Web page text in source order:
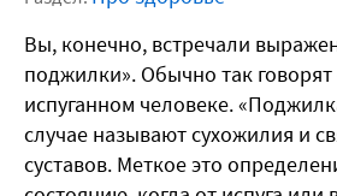
Вы, конечно, встречали
поджилки». Обычно так
испуганном человеке.
случае называют сухожилия и
суставов. Меткое это